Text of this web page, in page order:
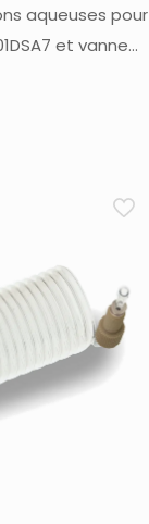
aqueuses pour
et vanne